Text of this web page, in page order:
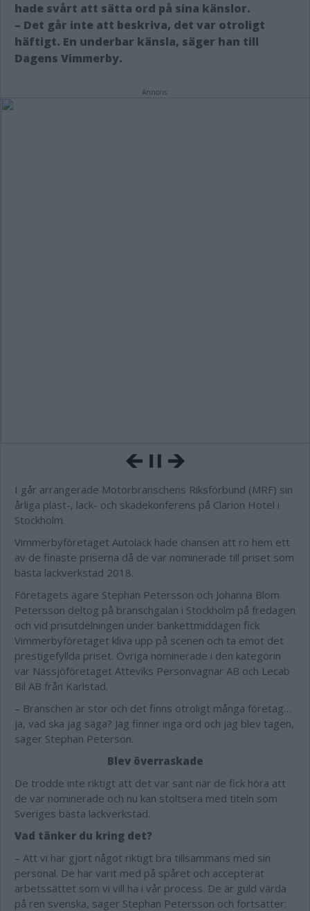
hade svårt att sätta ord på sina känslor.
– Det går inte att beskriva, det var otroligt
häftigt. En underbar känsla, säger han till
Dagens Vimmerby.
Annons:
I går arrangerade Motorbranschens Riksförbund (MRF) sin
årliga plast-, lack- och skadekonferens på Clarion Hotel i
Stockholm.
Vimmerbyföretaget Autolack hade chansen att ro hem ett
av de finaste priserna då de var nominerade till priset som
bästa lackverkstad 2018.
Företagets ägare Stephan Petersson och Johanna Blom
Petersson deltog på branschgalan i Stockholm på fredagen
och vid prisutdelningen under bankettmiddagen fick
Vimmerbyföretaget kliva upp på scenen och ta emot det
prestigefyllda priset. Övriga nominerade i den kategorin
var Nässjöföretaget Atteviks Personvagnar AB och Lecab
Bil AB från Karlstad.
– Branschen är stor och det finns otroligt många företag…
ja, vad ska jag säga? Jag finner inga ord och jag blev tagen,
säger Stephan Peterson.
Blev överraskade
De trodde inte riktigt att det var sant när de fick höra att
de var nominerade och nu kan stoltsera med titeln som
Sveriges bästa lackverkstad.
Vad tänker du kring det?
– Att vi har gjort något riktigt bra tillsammans med sin
personal. De har varit med på spåret och accepterat
arbetssättet som vi vill ha i vår process. De är guld värda
på ren svenska, säger Stephan Petersson och fortsätter: